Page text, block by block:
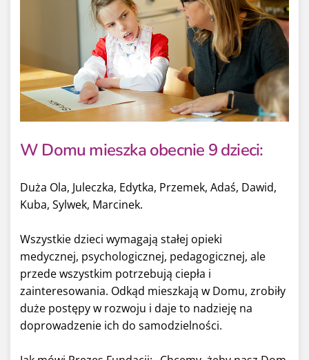
W Domu mieszka obecnie 9 dzieci:
Duża Ola, Juleczka, Edytka, Przemek, Adaś, Dawid,
Kuba, Sylwek, Marcinek.
Wszystkie dzieci wymagają stałej opieki
medycznej, psychologicznej, pedagogicznej, ale
przede wszystkim potrzebują ciepła i
zainteresowania. Odkąd mieszkają w Domu, zrobiły
duże postępy w rozwoju i daje to nadzieję na
doprowadzenie ich do samodzielności.